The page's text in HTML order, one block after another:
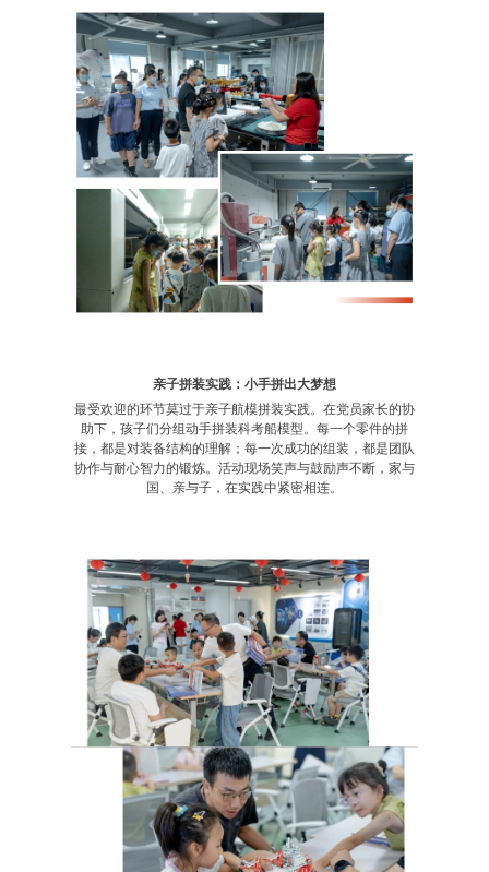
亲子拼装实践：小手拼出大梦想
最受欢迎的环节莫过于亲子航模拼装实践。在党员家长的协
助下，孩子们分组动手拼装科考船模型。每一个零件的拼
接，都是对装备结构的理解；每一次成功的组装，都是团队
协作与耐心智力的锻炼。活动现场笑声与鼓励声不断，家与
国、亲与子，在实践中紧密相连。